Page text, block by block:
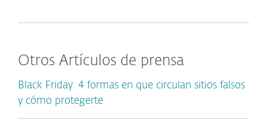
Otros Artículos de prensa
Black Friday: 4 formas en que circulan sitios falsos
y cómo protegerte